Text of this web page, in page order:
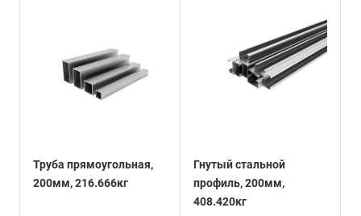
Труба прямоугольная,
200мм, 216.666кг
Гнутый стальной
профиль, 200мм,
408.420кг